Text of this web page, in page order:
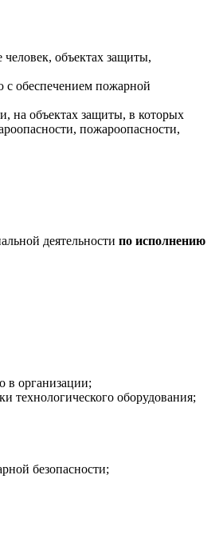
объектах защиты,
с обеспечением пожарной
на объектах защиты, в которых
пожароопасности,
деятельности по исполнению
в организации;
технологического оборудования;
безопасности;